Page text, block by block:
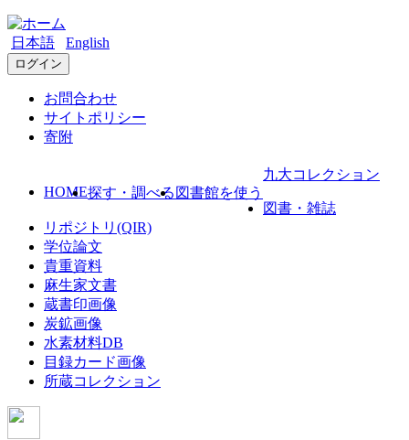
日本語 English
ログイン
お問合わせ
サイトポリシー
寄附
HOME探す・調べる 図書館を使う
九大コレクション
図書・雑誌
リポジトリ(QIR)
学位論文
貴重資料
麻生家文書
蔵書印画像
炭鉱画像
水素材料DB
目録カード画像
所蔵コレクション